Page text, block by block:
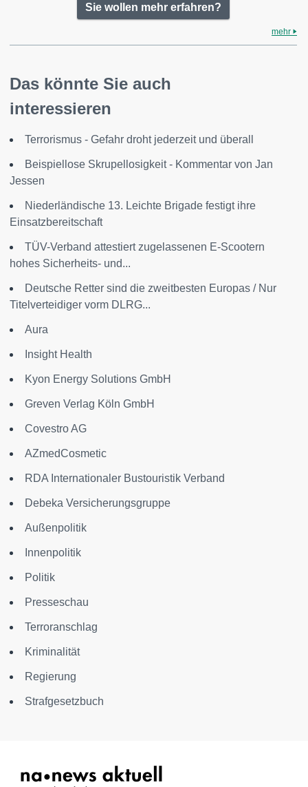
Sie wollen mehr erfahren?
mehr
Das könnte Sie auch
interessieren
Terrorismus - Gefahr droht jederzeit und überall
Beispiellose Skrupellosigkeit - Kommentar von Jan
Jessen
Niederländische 13. Leichte Brigade festigt ihre
Einsatzbereitschaft
TÜV-Verband attestiert zugelassenen E-Scootern
hohes Sicherheits- und...
Deutsche Retter sind die zweitbesten Europas / Nur
Titelverteidiger vorm DLRG...
Aura
Insight Health
Kyon Energy Solutions GmbH
Greven Verlag Köln GmbH
Covestro AG
AZmedCosmetic
RDA Internationaler Bustouristik Verband
Debeka Versicherungsgruppe
Außenpolitik
Innenpolitik
Politik
Presseschau
Terroranschlag
Kriminalität
Regierung
Strafgesetzbuch